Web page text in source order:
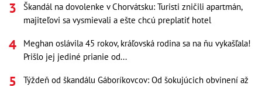
Škandál na dovolenke v Chorvátsku: Turisti zničili apartmán,
majiteľovi sa vysmievali a ešte chcú preplatiť hotel
Meghan oslávila 45 rokov, kráľovská rodina sa na ňu vykašľala!
Prišlo jej jediné prianie od...
Týždeň od škandálu Gáboríkovcov: Od šokujúcich obvinení až